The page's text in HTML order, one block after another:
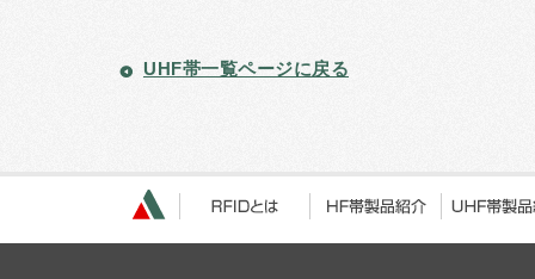
UHF帯一覧ページに戻る